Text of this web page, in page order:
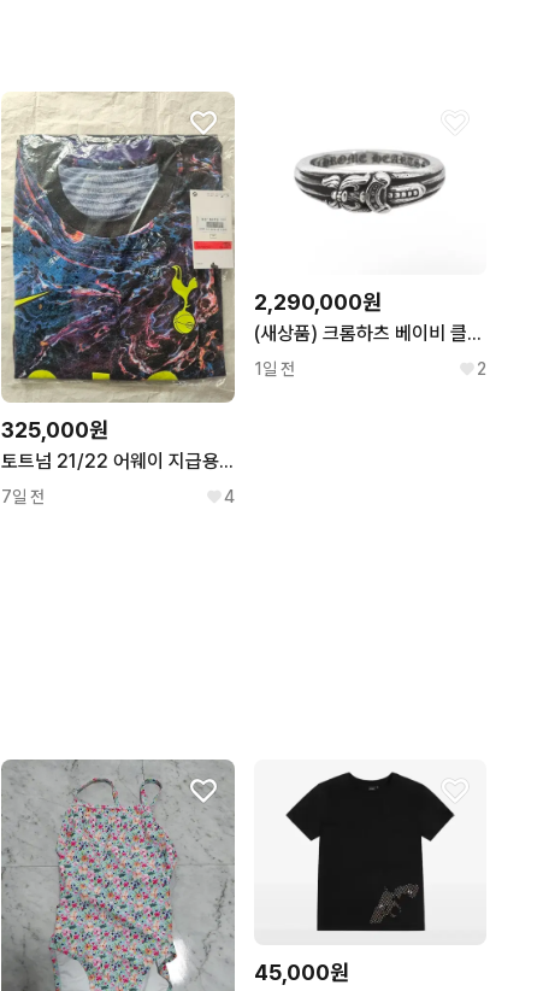
325,000원
토트넘 21/22 어웨이 지급용 ADV 밀봉새제품
7일 전 4
2,290,000원
(새상품) 크롬하츠 베이비 클래식 대거 링 실버 반지
1일 전 2
45,000원